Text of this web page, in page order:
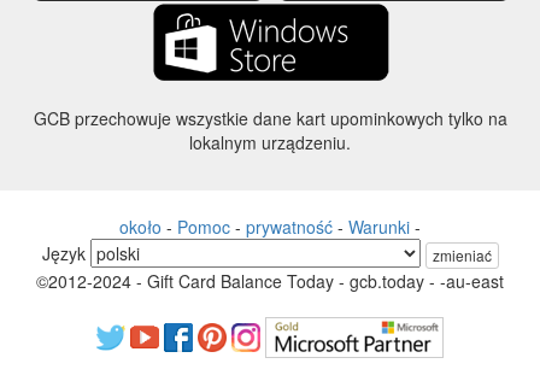
GCB przechowuje wszystkie dane kart upominkowych tylko na
lokalnym urządzeniu.
około - Pomoc - prywatność - Warunki -
Język
zmieniać
©2012-2024 - Gift Card Balance Today - gcb.today - -au-east